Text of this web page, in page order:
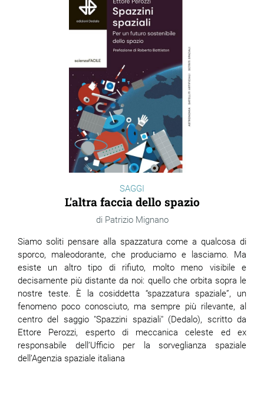
SAGGI
L'altra faccia dello spazio
Patrizio Mignano
Siamo soliti pensare alla spazzatura come a qualcosa di
sporco, maleodorante, che produciamo e lasciamo. Ma
esiste un altro tipo di rifiuto, molto meno visibile e
decisamente più distante da noi: quello che orbita sopra le
nostre teste. È la cosiddetta “spazzatura spaziale”, un
fenomeno poco conosciuto, ma sempre più rilevante, al
centro del saggio "Spazzini spaziali" (Dedalo), scritto da
Ettore Perozzi, esperto di meccanica celeste ed ex
responsabile dell’Ufficio per la sorveglianza spaziale
dell’Agenzia spaziale italiana